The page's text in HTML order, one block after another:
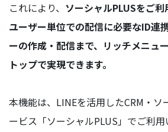
これにより、 ソーシャルPLUSをご利
ユーザー単位での配信に必要なID連
ーの作成・配信まで、リッチメニュ
トップで実現できます。
本機能は、LINEを活用したCRM・ソ
ービス「ソーシャルPLUS」でご利